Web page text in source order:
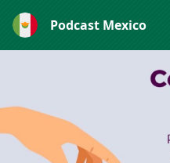
Podcast Mexico